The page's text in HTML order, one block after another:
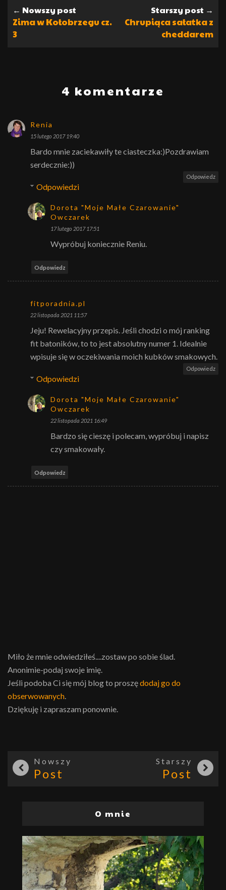
← Nowszy post
Zima w Kołobrzegu cz.
3
Starszy post →
Chrupiąca sałatka z
cheddarem
4 komentarze
Renia
15 lutego 2017 19:40
Bardo mnie zaciekawiły te ciasteczka:)Pozdrawiam
serdecznie:))
Odpowiedz
Odpowiedzi
Dorota "Moje Małe Czarowanie"
Owczarek
17 lutego 2017 17:51
Wypróbuj koniecznie Reniu.
Odpowiedz
fitporadnia.pl
22 listopada 2021 11:57
Jeju! Rewelacyjny przepis. Jeśli chodzi o mój ranking
fit batoników, to to jest absolutny numer 1. Idealnie
wpisuje się w oczekiwania moich kubków smakowych.
Odpowiedz
Odpowiedzi
Dorota "Moje Małe Czarowanie"
Owczarek
22 listopada 2021 16:49
Bardzo się cieszę i polecam, wypróbuj i napisz
czy smakowały.
Odpowiedz
Miło że mnie odwiedziłeś....zostaw po sobie ślad.
Anonimie-podaj swoje imię.
Jeśli podoba Ci się mój blog to proszędodaj go do
obserwowanych.
Dziękuję i zapraszam ponownie.
Nowszy
Post
Starszy
Post
O mnie